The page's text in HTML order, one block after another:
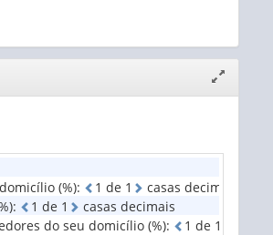
janela
(%): 1 de 1
casas decimais
: 1 de 1
casas decimais
do seu domicílio (%): 1 de 1